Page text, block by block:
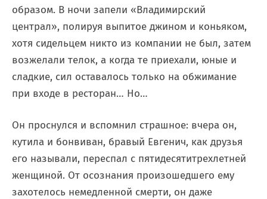
образом. В ночи запели «Владимирский
централ», полируя выпитое джином и коньяком,
хотя сидельцем никто из компании не был, затем
возжелали телок, а когда те приехали, юные и
сладкие, сил оставалось только на обжимание
при входе в ресторан… Но…
Он проснулся и вспомнил страшное: вчера он,
кутила и бонвиван, бравый Евгенич, как друзья
его называли, переспал с пятидесятитрехлетней
женщиной. От осознания произошедшего ему
захотелось немедленной смерти, он даже